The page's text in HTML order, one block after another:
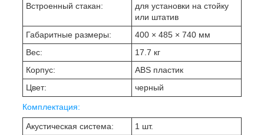
Встроенный стакан:
для установки на стойку
или штатив
Габаритные размеры:
400 × 485 × 740 мм
Вес:
17.7 кг
Корпус:
ABS пластик
Цвет:
черный
Комплектация:
Акустическая система:
1 шт.